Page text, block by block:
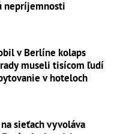
nepríjemnosti
v Berlíne kolaps
museli tisícom ľudí
v hoteloch
sieťach vyvoláva